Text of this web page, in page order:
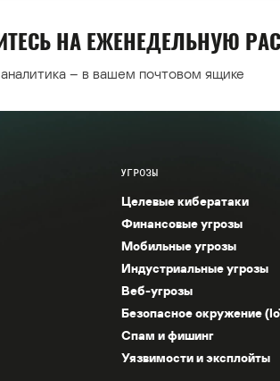
НА ЕЖЕНЕДЕЛЬНУЮ
– в вашем почтовом ящике
УГРОЗЫ
Целевые кибератаки
Финансовые угрозы
Мобильные угрозы
Индустриальные угрозы
Веб-угрозы
Безопасное окружение
Спам и фишинг
Уязвимости и эксплойты